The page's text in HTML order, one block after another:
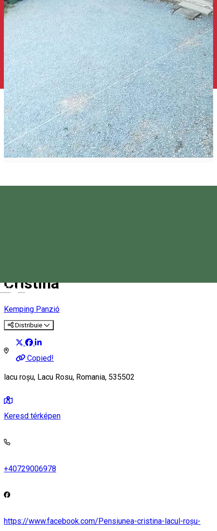
Magyar
Cristina
Kemping Panzió
Distribuie
Copied!
lacu roșu, Lacu Rosu, Romania, 535502
Keresd térképen
+40729006978
https://www.facebook.com/Pensiunea-cristina-lacul-roșu-